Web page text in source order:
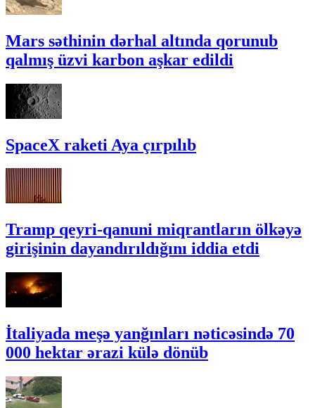
Mars səthinin dərhal altında qorunub
qalmış üzvi karbon aşkar edildi
SpaceX raketi Aya çırpılıb
Tramp qeyri-qanuni miqrantların ölkəyə
girişinin dayandırıldığını iddia etdi
İtaliyada meşə yanğınları nəticəsində 70
000 hektar ərazi külə dönüb